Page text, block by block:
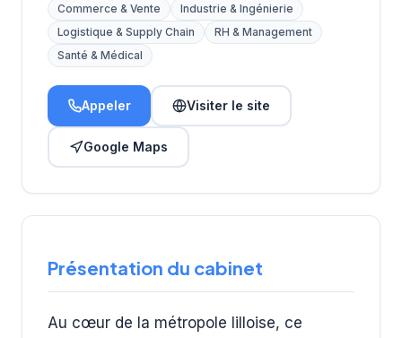
Commerce & Vente
Industrie & Ingénierie
Logistique & Supply Chain
RH & Management
Santé & Médical
Appeler Visiter le site
Google Maps
Présentation du cabinet
Au cœur de la métropole lilloise, ce